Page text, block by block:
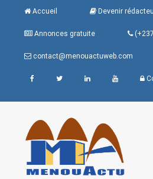
Accueil Devenir
Annonces gratuite
contact@menouactuweb.com